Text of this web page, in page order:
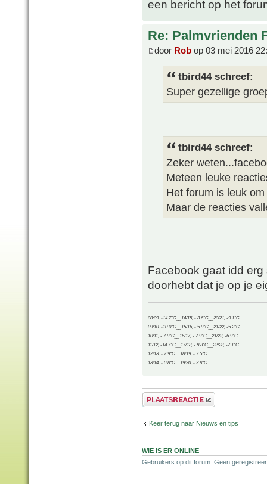
een bericht op het
Re: Palmvrienden
door Rob op 03 mei 2016
tbird44 schreef:
Super gezellige
tbird44 schreef:
Zeker
Meteen leuke
Het forum is leuk
Maar de reacties
Facebook gaat idd
doorhebt dat je op je
08/09, -14.7°C__14/15, - 3.6°C__20/21, -9.1°C
09/10, -10.0°C__15/16, - 5.9°C__21/22, -5.2°C
10/11, - 7.9°C__16/17, - 7.9°C__21/22, -6.9°C
11/12, -14.7°C__17/18, - 8.3°C__22/23, -7.1°C
12/13, - 7.9°C__18/19, - 7.5°C
13/14, - 0.8°C__19/20, - 2.8°C
Plaats een reactie
Keer terug naar Nieuws en tips
WIE IS ER ONLINE
Gebruikers op dit forum: Geen